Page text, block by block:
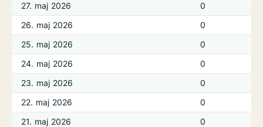
27. maj 2026
0
26. maj 2026
0
25. maj 2026
0
24. maj 2026
0
23. maj 2026
0
22. maj 2026
0
21. maj 2026
0